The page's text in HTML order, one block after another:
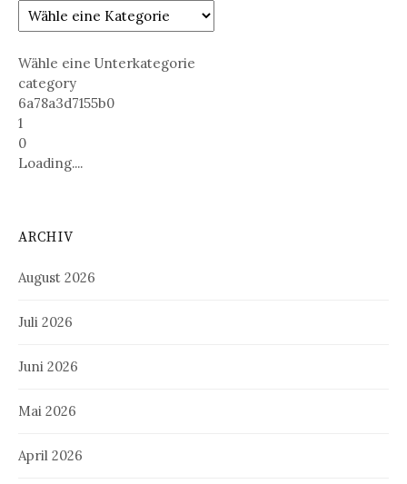
Wähle eine Unterkategorie
category
6a78a3d7155b0
1
0
Loading....
ARCHIV
August 2026
Juli 2026
Juni 2026
Mai 2026
April 2026